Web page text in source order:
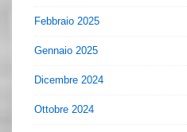
Febbraio 2025
Gennaio 2025
Dicembre 2024
Ottobre 2024